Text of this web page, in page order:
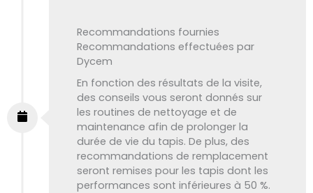
Recommandations fournies
Recommandations effectuées par
Dycem
En fonction des résultats de la visite,
des conseils vous seront donnés sur
les routines de nettoyage et de
maintenance afin de prolonger la
durée de vie du tapis. De plus, des
recommandations de remplacement
seront remises pour les tapis dont les
performances sont inférieures à 50 %.